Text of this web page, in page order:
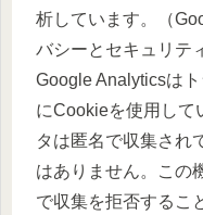
析しています。（
バシーとセキュリテ
Google Analyticsは
にCookieを使用して
タは匿名で収集され
はありません。この
で収集を拒否するこ